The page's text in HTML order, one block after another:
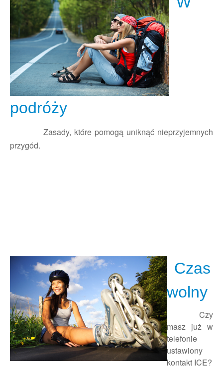
podróży
Zasady, które pomogą uniknąć nieprzyjemnych
przygód.
Czas
wolny
Czy
masz już w
telefonie
ustawiony
kontakt ICE?